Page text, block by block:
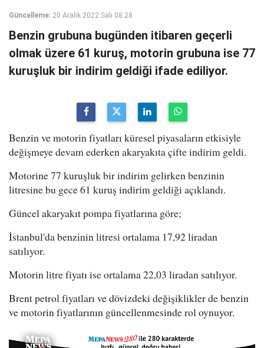
Güncelleme: 20 Aralık 2022 Salı 08:28
Benzin grubuna bugünden itibaren geçerli
olmak üzere 61 kuruş, motorin grubuna ise 77
kuruşluk bir indirim geldiği ifade ediliyor.
Benzin ve motorin fiyatları küresel piyasaların etkisiyle
değişmeye devam ederken akaryakıta çifte indirim geldi.
Motorine 77 kuruşluk bir indirim gelirken benzinin
litresine bu gece 61 kuruş indirim geldiği açıklandı.
Güncel akaryakıt pompa fiyatlarına göre;
İstanbul'da benzinin litresi ortalama 17,92 liradan
satılıyor.
Motorin litre fiyatı ise ortalama 22,03 liradan satılıyor.
Brent petrol fiyatları ve dövizdeki değişiklikler de benzin
ve motorin fiyatlarının güncellenmesinde rol oynuyor.